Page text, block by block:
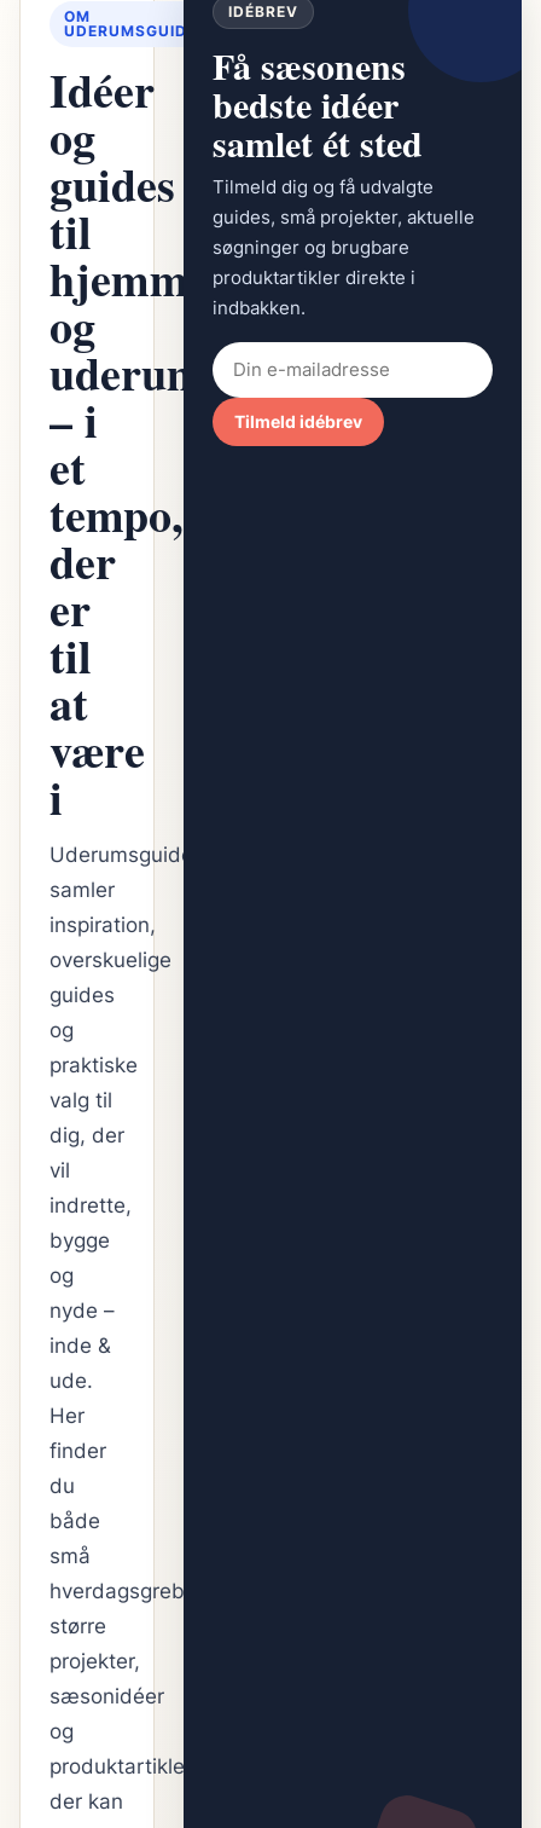
OM
UDERUMSGUIDEN
Idéer
og
guides
til
hjemmet
og
uderummet
– i
et
tempo,
der
er
til
at
være
i
Uderumsguiden
samler
inspiration,
overskuelige
guides
og
praktiske
valg til
dig, der
vil
indrette,
bygge
og
nyde –
inde &
ude.
Her
finder
du
både
små
hverdagsgreb,
større
projekter,
sæsonidéer
og
produktartikler,
der kan
IDÉBREV
Få sæsonens
bedste idéer
samlet ét sted
Tilmeld dig og få udvalgte
guides, små projekter, aktuelle
søgninger og brugbare
produktartikler direkte i
indbakken.
Tilmeld idébrev